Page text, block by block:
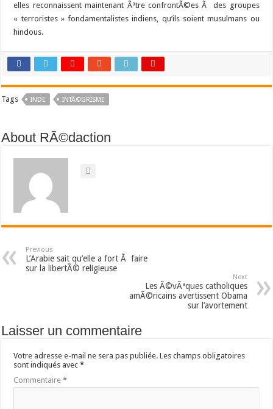
elles reconnaissent maintenant Ãªtre confrontÃ©es Ã des groupes
« terroristes » fondamentalistes indiens, qu’ils soient musulmans ou
hindous.
Tags INDE INTÃ©GRISME
About RÃ©daction
Previous
L’Arabie sait qu’elle a fort Ã faire
sur la libertÃ© religieuse
Next
Les Ã©vÃªques catholiques
amÃ©ricains avertissent Obama
sur l’avortement
Laisser un commentaire
Votre adresse e-mail ne sera pas publiée. Les champs obligatoires
sont indiqués avec*
Commentaire*